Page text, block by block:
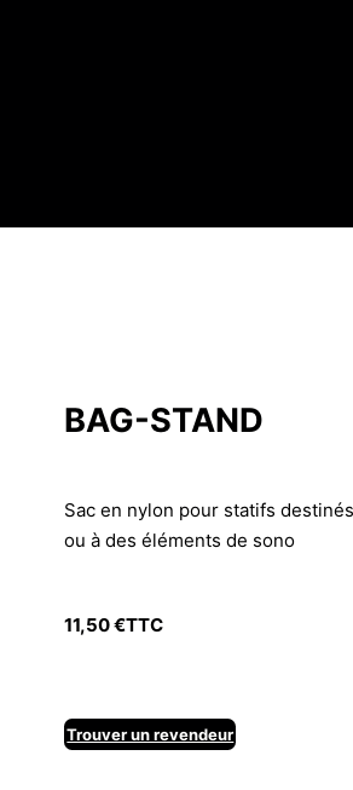
BAG-STAND
Sac en nylon pour statifs
ou à des éléments de sono
11,50€TTC
Trouver un revendeur